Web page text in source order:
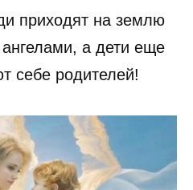
приходят на землю
а дети еще
себе родителей!